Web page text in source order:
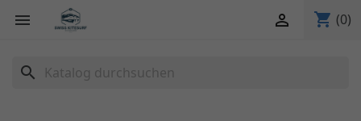
 shopping_cart (0)

search